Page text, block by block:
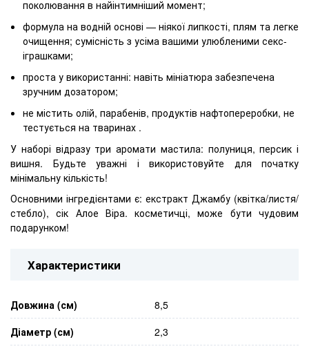
поколювання в найінтимніший момент;
формула на водній основі — ніякої липкості, плям та легке
очищення; сумісність з усіма вашими улюбленими секс-
іграшками;
проста у використанні: навіть мініатюра забезпечена
зручним дозатором;
не містить олій, парабенів, продуктів нафтопереробки, не
тестується на тваринах .
У наборі відразу три аромати мастила: полуниця, персик і
вишня. Будьте уважні і використовуйте для початку
мінімальну кількість!
Основними інгредієнтами є: екстракт Джамбу (квітка/листя/
стебло), сік Алое Віра. косметичці, може бути чудовим
подарунком!
Характеристики
Довжина (см)
8,5
Діаметр (см)
2,3